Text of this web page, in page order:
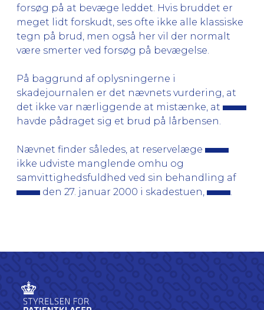
forsøg på at bevæge leddet. Hvis bruddet er
meget lidt forskudt, ses ofte ikke alle klassiske
tegn på brud, men også her vil der normalt
være smerter ved forsøg på bevægelse.
På baggrund af oplysningerne i
skadejournalen er det nævnets vurdering, at
det ikke var nærliggende at mistænke, at
havde pådraget sig et brud på lårbensen.
Nævnet finder således, at reservelæge
ikke udviste manglende omhu og
samvittighedsfuldhed ved sin behandling af
den 27. januar 2000 i skadestuen,